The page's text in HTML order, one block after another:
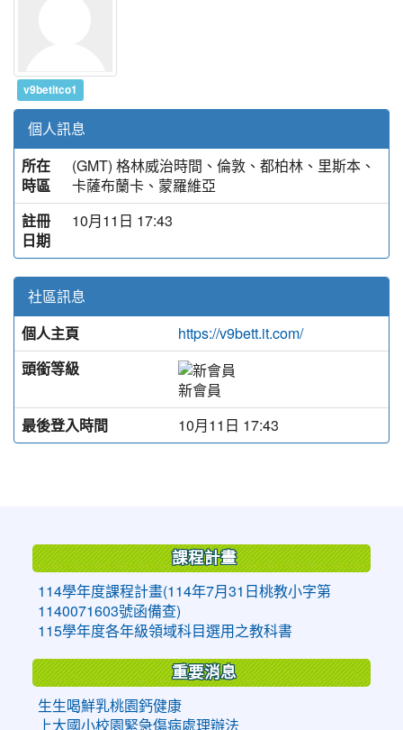
v9betitco1
個人訊息
所在
時區
(GMT) 格林威治時間、倫敦、都柏林、里斯本、
卡薩布蘭卡、蒙羅維亞
註冊
日期
10月11日 17:43
社區訊息
個人主頁
https://v9bett.it.com/
頭銜等級
新會員
最後登入時間
10月11日 17:43
課程計畫
114學年度課程計畫(114年7月31日桃教小字第
1140071603號函備查)
115學年度各年級領域科目選用之教科書
重要消息
生生喝鮮乳桃園鈣健康
上大國小校園緊急傷病處理辦法